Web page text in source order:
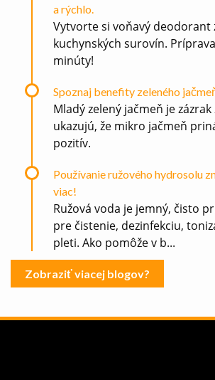
a rýchlo.
Vytvorte si voňavý deodorant
kuchynských surovín.
minúty!
Spoznaj benefity zeleného
Mladý zelený jačmeň je
ukazujú, že mikro jačmeň
pozitív.
Používanie ružového hydrosolu
viac!
Ružová voda je jemný, čisto
pre čistenie, dezinfekciu,
pleti. Ako pomôže v b...
Zobraziť viacej blogov?